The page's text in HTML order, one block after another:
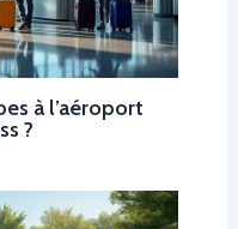
à l’aéroport
?